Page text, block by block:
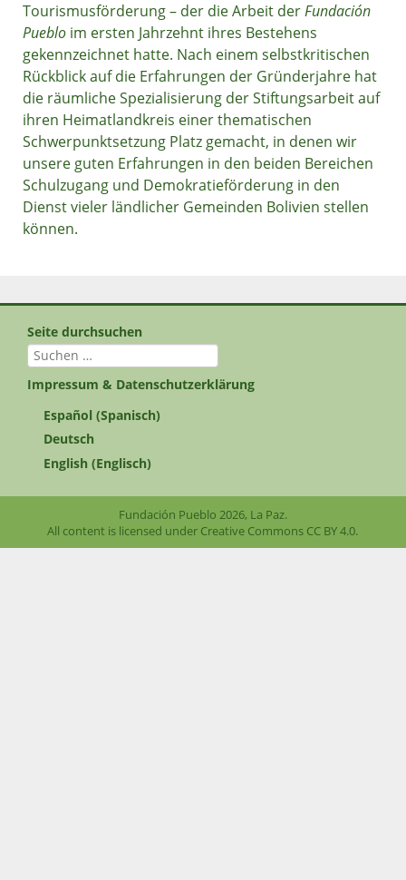
Tourismusförderung – der die Arbeit derFundación
Pueblo im ersten Jahrzehnt ihres Bestehens
gekennzeichnet hatte. Nach einem selbstkritischen
Rückblick auf die Erfahrungen der Gründerjahre hat
die räumliche Spezialisierung der Stiftungsarbeit auf
ihren Heimatlandkreis einer thematischen
Schwerpunktsetzung Platz gemacht, in denen wir
unsere guten Erfahrungen in den beiden Bereichen
Schulzugang und Demokratieförderung in den
Dienst vieler ländlicher Gemeinden Bolivien stellen
können.
Seite durchsuchen
Suchen
nach:
Impressum & Datenschutzerklärung
Español (Spanisch)
Deutsch
English (Englisch)
Fundación Pueblo 2026, La Paz.
All content is licensed under Creative Commons CC BY 4.0.